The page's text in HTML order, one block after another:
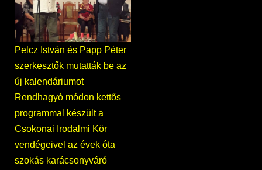
Pelcz István és Papp Péter
szerkesztők mutatták be az
új kalendáriumot
Rendhagyó módon kettős
programmal készült a
Csokonai Irodalmi Kör
vendégeivel az évek óta
szokás karácsonyváró